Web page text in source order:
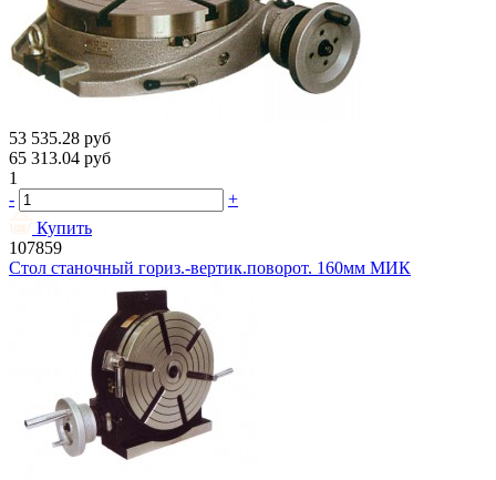
53 535.28 руб
65 313.04 руб
1
-
+
Купить
107859
Стол станочный гориз.-вертик.поворот. 160мм МИК